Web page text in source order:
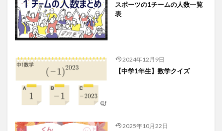
スポーツの1チームの人数一覧
表
2024年12月9日
【中学1年生】数学クイズ
2025年10月22日